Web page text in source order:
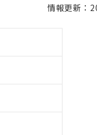
情報更新：